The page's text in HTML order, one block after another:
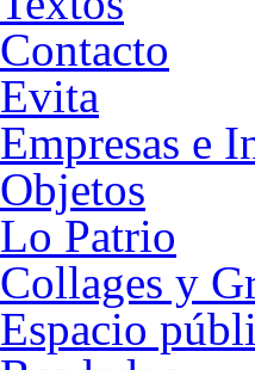
Contacto
Evita
Empresas e
Objetos
Lo Patrio
Collages y
Espacio